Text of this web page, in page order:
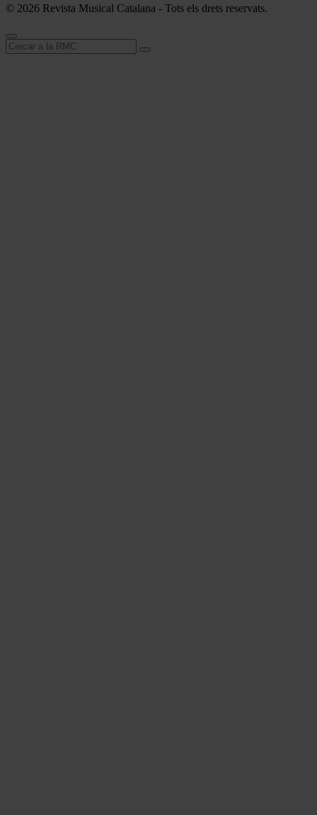
© 2026 Revista Musical Catalana - Tots els drets reservats.
Cerca